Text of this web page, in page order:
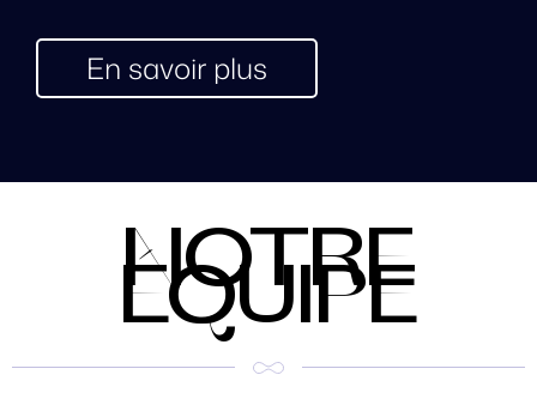
En savoir plus
NOTRE
ÉQUIPE